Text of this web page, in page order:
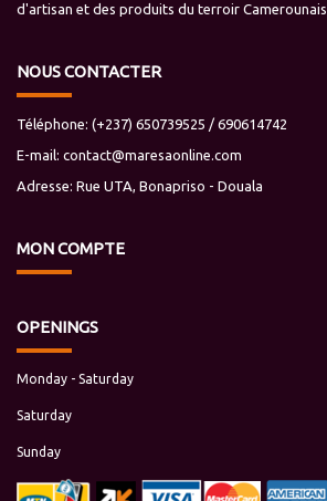
d'artisan et des produits du terroir Camerounais
NOUS CONTACTER
Téléphone: (+237) 650739525 / 690614742
E-mail: contact@maresaonline.com
Adresse: Rue UTA, Bonapriso - Douala
MONCOMPTE
OPENINGS
Monday - Saturday
Saturday
Sunday